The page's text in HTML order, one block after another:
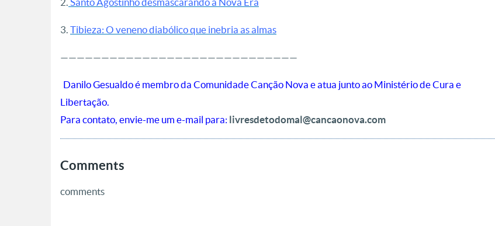
3. Tibieza: O veneno diabólico que inebria as almas
—————————————————————————————
Danilo Gesualdo é membro da Comunidade Canção Nova e atua junto ao Ministério de Cura e
Libertação.
Para contato, envie-me um e-mail para: livresdetodomal@cancaonova.com
Comments
comments